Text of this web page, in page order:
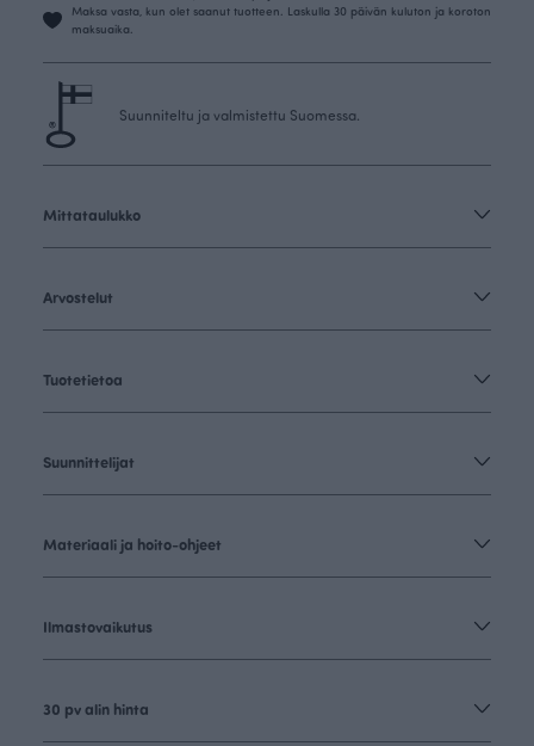
Maksa vasta, kun olet saanut tuotteen. Laskulla 30 päivän kuluton ja koroton
maksuaika.
Suunniteltu ja valmistettu Suomessa.
Mittataulukko
Arvostelut
Tuotetietoa
Suunnittelijat
Materiaali ja hoito-ohjeet
Ilmastovaikutus
30 pv alin hinta